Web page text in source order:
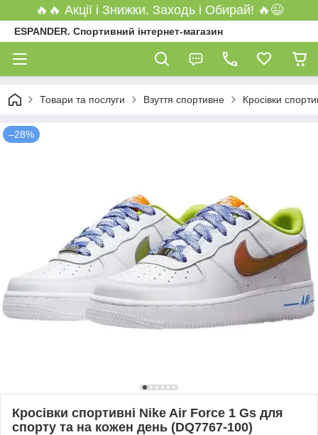
🔥🔥 Акції і Знижки. Заходь і Обирай! 🔥😉
ESPANDER. Спортивний інтернет-магазин
Товари та послуги Взуття спортивне Кросівки
–28%
Кросівки спортивні Nike Air Force 1 Gs для
спорту та на кожен день (DQ7767-100)